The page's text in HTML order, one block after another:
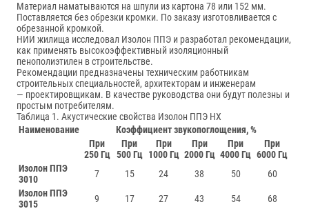
Материал наматываются на шпули из картона 78 или 152 мм.
Поставляется без обрезки кромки. По заказу изготовливается с
обрезанной кромкой.
НИИ жилища исследовал Изолон ППЭ и разработал рекомендации,
как применять высокоэффективный изоляционный
пенополиэтилен в строительстве.
Рекомендации предназначены техническим работникам
строительных специальностей, архитекторам и инженерам
— проектировщикам. В качестве руководства они будут полезны и
простым потребителям.
Таблица 1. Акустические свойства Изолон ППЭ НХ
Наименование
Коэффициент звукопоглощения, %
При
250 Гц
При
500 Гц
При
1000 Гц
При
2000 Гц
При
4000 Гц
При
6000 Гц
Изолон ППЭ
3010
7 15 24 38 50
60
Изолон ППЭ
3015
9 17 27 43 54 68